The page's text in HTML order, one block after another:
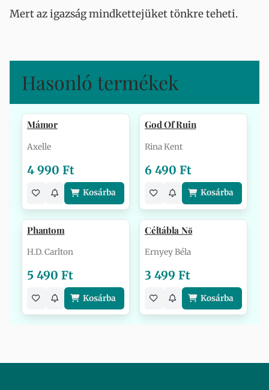
Mert az igazság mindkettejüket tönkre teheti.
Hasonló termékek
Mámor
Axelle
4 990 Ft
Kosárba
God Of Ruin
Rina Kent
6 490 Ft
Kosárba
Phantom
H.D. Carlton
5 490 Ft
Kosárba
Céltábla Nő
Ernyey Béla
3 499 Ft
Kosárba